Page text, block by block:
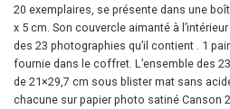
20 exemplaires, se présente dans une
x 5 cm. Son couvercle aimanté à
des 23 photographies qu’il contient . 1
fournie dans le coffret. L’ensemble des
de 21×29,7 cm sous blister mat sans
chacune sur papier photo satiné Canson